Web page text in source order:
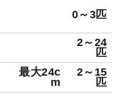
0～3匹
2～24
匹
最大24c
m
2～15
匹